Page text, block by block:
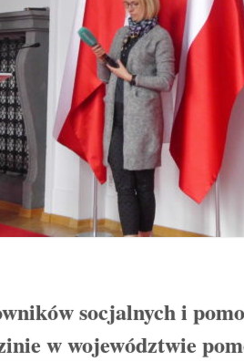
socjalnych i
w województwie